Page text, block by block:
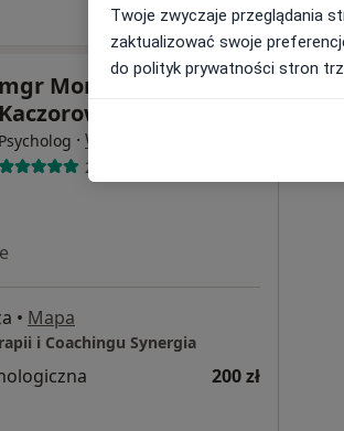
mgr Monika
Kaczorowska
Psycholog · Więcej
26 opinii
• Mapa
i Coachingu Synergia
200 zł
Twoje zwyczaje przeglądania
zaktualizować swoje
do polityk prywatności stron